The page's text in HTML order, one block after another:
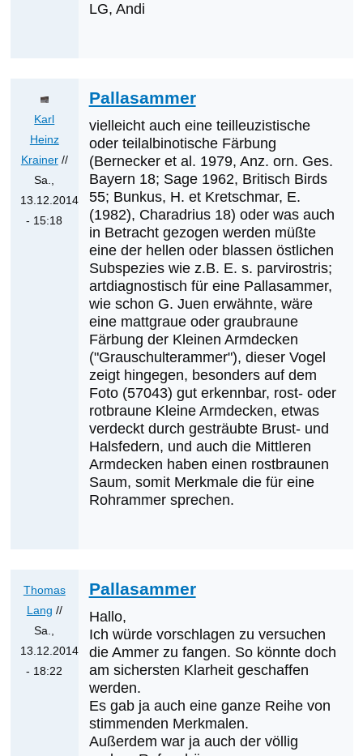
LG, Andi
Karl
Heinz
Krainer//
Sa.,
13.12.2014
- 15:18
Erstnachweise
Pallasammer
vielleicht auch eine teilleuzistische
oder teilalbinotische Färbung
(Bernecker et al. 1979, Anz. orn. Ges.
Bayern 18; Sage 1962, Britisch Birds
55; Bunkus, H. et Kretschmar, E.
(1982), Charadrius 18) oder was auch
in Betracht gezogen werden müßte
eine der hellen oder blassen östlichen
Subspezies wie z.B. E. s. parvirostris;
artdiagnostisch für eine Pallasammer,
wie schon G. Juen erwähnte, wäre
eine mattgraue oder graubraune
Färbung der Kleinen Armdecken
("Grauschulterammer"), dieser Vogel
zeigt hingegen, besonders auf dem
Foto (57043) gut erkennbar, rost- oder
rotbraune Kleine Armdecken, etwas
verdeckt durch gesträubte Brust- und
Halsfedern, und auch die Mittleren
Armdecken haben einen rostbraunen
Saum, somit Merkmale die für eine
Rohrammer sprechen.
Thomas
Lang //
Sa.,
13.12.2014
- 18:22
Pallasammer
Hallo,
Ich würde vorschlagen zu versuchen
die Ammer zu fangen. So könnte doch
am sichersten Klarheit geschaffen
werden.
Es gab ja auch eine ganze Reihe von
stimmenden Merkmalen.
Außerdem war ja auch der völlig